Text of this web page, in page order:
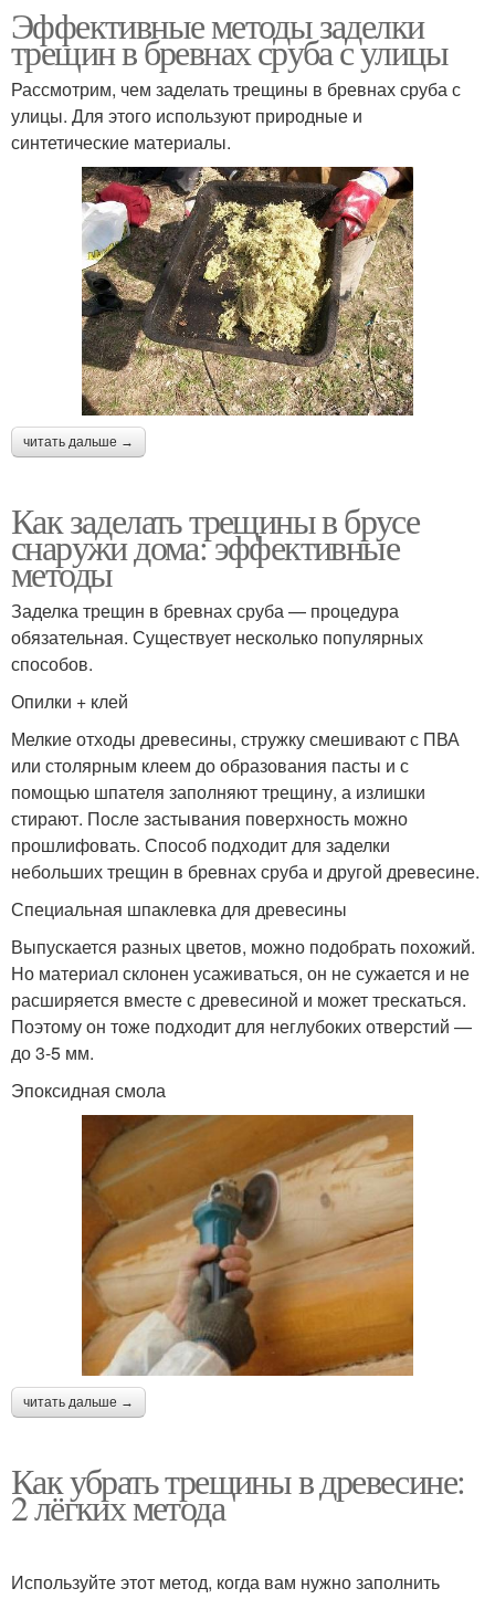
Эффективные методы заделки
трещин в бревнах сруба с улицы
Рассмотрим, чем заделать трещины в бревнах сруба с
улицы. Для этого используют природные и
синтетические материалы.
читать дальше →
Как заделать трещины в брусе
снаружи дома: эффективные
методы
Заделка трещин в бревнах сруба — процедура
обязательная. Существует несколько популярных
способов.
Опилки + клей
Мелкие отходы древесины, стружку смешивают с ПВА
или столярным клеем до образования пасты и с
помощью шпателя заполняют трещину, а излишки
стирают. После застывания поверхность можно
прошлифовать. Способ подходит для заделки
небольших трещин в бревнах сруба и другой древесине.
Специальная шпаклевка для древесины
Выпускается разных цветов, можно подобрать похожий.
Но материал склонен усаживаться, он не сужается и не
расширяется вместе с древесиной и может трескаться.
Поэтому он тоже подходит для неглубоких отверстий —
до 3-5 мм.
Эпоксидная смола
читать дальше →
Как убрать трещины в древесине:
2 лёгких метода
Используйте этот метод, когда вам нужно заполнить